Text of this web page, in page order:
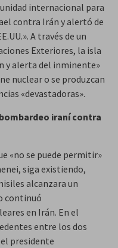
internacional para
contra Irán y alertó de
A través de un
Exteriores, la isla
y alerta del inminente»
nuclear o se produzcan
«devastadoras».
iraní contra
«no se puede permitir»
siga existiendo,
alcanzara un
continuó
en Irán. En el
entre los dos
presidente